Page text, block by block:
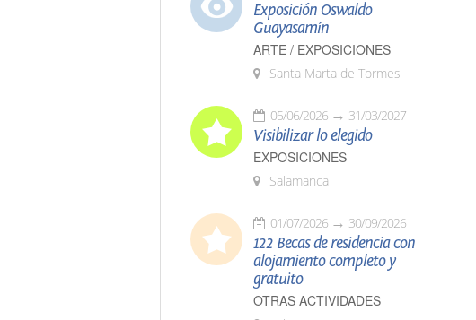
Exposición Oswaldo
Guayasamín
ARTE / EXPOSICIONES
Santa Marta de Tormes
05/06/2026 31/03/2027
Visibilizar lo elegido
EXPOSICIONES
Salamanca
01/07/2026 30/09/2026
122 Becas de residencia con
alojamiento completo y
gratuito
OTRAS ACTIVIDADES